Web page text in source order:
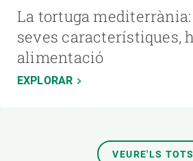
La tortuga
seves característiques,
alimentació
EXPLORAR
VEURE'LS TOTS